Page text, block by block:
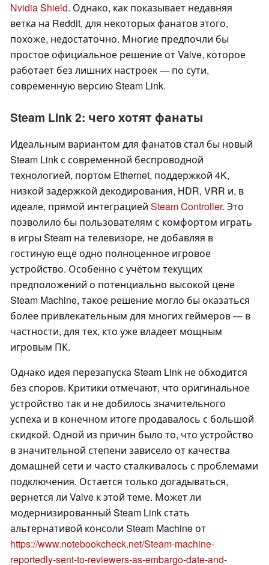
Nvidia Shield. Однако, как показывает недавняя
ветка на Reddit, для некоторых фанатов этого,
похоже, недостаточно. Многие предпочли бы
простое официальное решение от Valve, которое
работает без лишних настроек — по сути,
современную версию Steam Link.
Steam Link 2: чего хотят фанаты
Идеальным вариантом для фанатов стал бы новый
Steam Link с современной беспроводной
технологией, портом Ethernet, поддержкой 4K,
низкой задержкой декодирования, HDR, VRR и, в
идеале, прямой интеграцией Steam Controller. Это
позволило бы пользователям с комфортом играть
в игры Steam на телевизоре, не добавляя в
гостиную ещё одно полноценное игровое
устройство. Особенно с учётом текущих
предположений о потенциально высокой цене
Steam Machine, такое решение могло бы оказаться
более привлекательным для многих геймеров — в
частности, для тех, кто уже владеет мощным
игровым ПК.
Однако идея перезапуска Steam Link не обходится
без споров. Критики отмечают, что оригинальное
устройство так и не добилось значительного
успеха и в конечном итоге продавалось с большой
скидкой. Одной из причин было то, что устройство
в значительной степени зависело от качества
домашней сети и часто сталкивалось с проблемами
подключения. Остается только догадываться,
вернется ли Valve к этой теме. Может ли
модернизированный Steam Link стать
альтернативой консоли Steam Machine от
https://www.notebookcheck.net/Steam-machine-
reportedly-sent-to-reviewers-as-embargo-date-and-